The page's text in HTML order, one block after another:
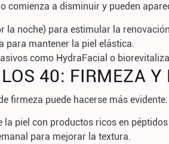
comienza a disminuir y pueden
la noche) para estimular la
para mantener la piel elástica.
como HydraFacial o
40: FIRMEZA Y
firmeza puede hacerse más evidente.
la piel con productos ricos en
para mejorar la textura.